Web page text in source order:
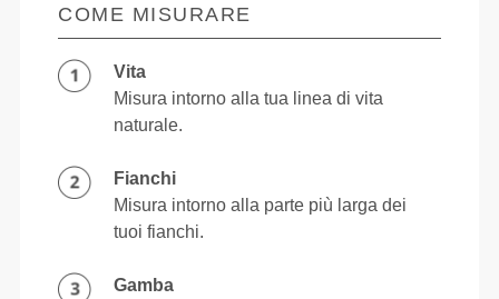
COME MISURARE
Vita
Misura intorno alla tua linea di vita
naturale.
Fianchi
Misura intorno alla parte più larga dei
tuoi fianchi.
Gamba